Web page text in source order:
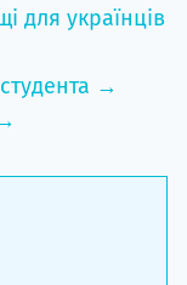
для українців
→